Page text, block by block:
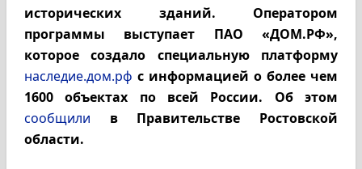
исторических зданий. Оператором
программы выступает ПАО «ДОМ.РФ»,
которое создало специальную платформу
наследие.дом.рф с информацией о более чем
1600 объектах по всей России. Об этом
сообщили в Правительстве Ростовской
области.